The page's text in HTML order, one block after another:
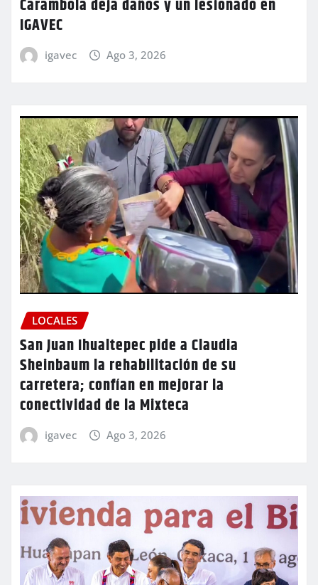
Carambola deja daños y un lesionado en
IGAVEC
igavec Ago 3, 2026
LOCALES
San Juan Ihualtepec pide a Claudia
Sheinbaum la rehabilitación de su
carretera; confían en mejorar la
conectividad de la Mixteca
igavec Ago 3, 2026